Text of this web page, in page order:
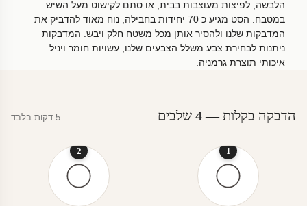
הלבשה, לפיצות מעוצבות בבית, או סתם לקישוט מעל השיש
במטבח. הסט מגיע כ 70 יחידות בחבילה, נוח מאוד להדביק את
המדבקות שלנו ולהסיר אותן מכל משטח חלק ויבש. המדבקות
ניתנות לבחירת צבע משלל הצבעים שלנו, עשויות חומר ויניל
איכותי תוצרת גרמניה.
הדבקה בקלות — 4 שלבים 5 דקות בלבד
1
2